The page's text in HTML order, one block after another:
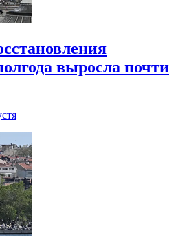
выросла почти